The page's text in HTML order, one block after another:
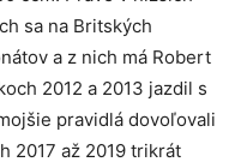
sa na Britských
a z nich má Robert
2012 a 2013 jazdil s
pravidlá dovoľovali
2017 až 2019 trikrát